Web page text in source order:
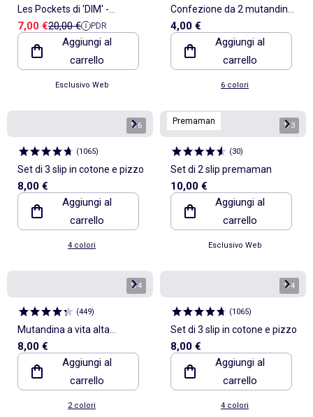
Les Pockets di 'DIM' -
confezione da 5 boxer
Prezzo di vendita
7,00 €Prezzo di riferimento
20,00 € PDR
Aggiungi al
carrello
Esclusivo Web
Confezione da 2 mutandine
in cotone
4,00 €
Aggiungi al
carrello
6 colori
1/6
(1065)
Set di 3 slip in cotone e pizzo
8,00 €
Aggiungi al
carrello
4 colori
Premaman 1/3
(30)
Set di 2 slip premaman
10,00 €
Aggiungi al
carrello
Esclusivo Web
1/4
(449)
Mutandina a vita alta
modellante
8,00 €
Aggiungi al
carrello
2 colori
1/4
(1065)
Set di 3 slip in cotone e pizzo
8,00 €
Aggiungi al
carrello
4 colori